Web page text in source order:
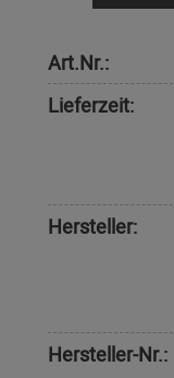
Art.Nr.:
Lieferzeit:
Hersteller:
Hersteller-Nr.: